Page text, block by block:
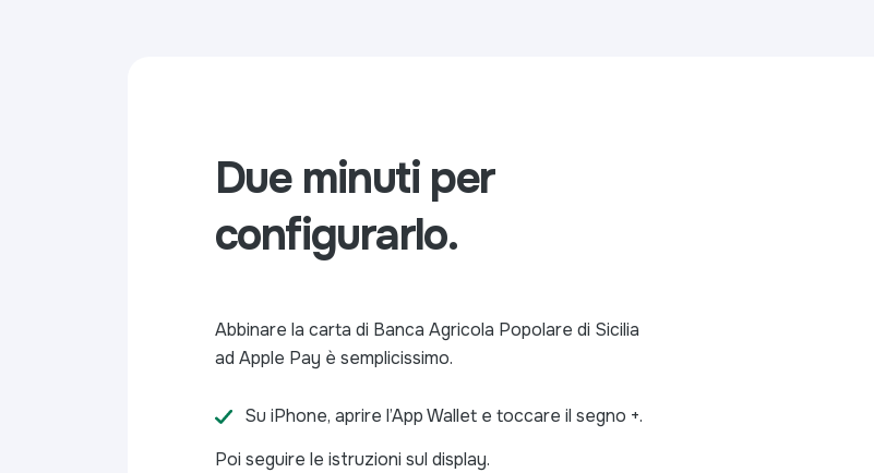
Due minuti per
configurarlo.
Abbinare la carta di Banca Agricola Popolare di Sicilia
ad Apple Pay è semplicissimo.
Su iPhone, aprire l’App Wallet e toccare il segno +.
Poi seguire le istruzioni sul display.